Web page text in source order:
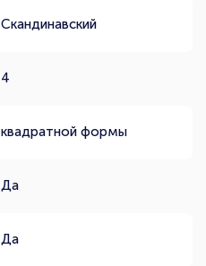
Скандинавский
4
квадратной формы
Да
Да